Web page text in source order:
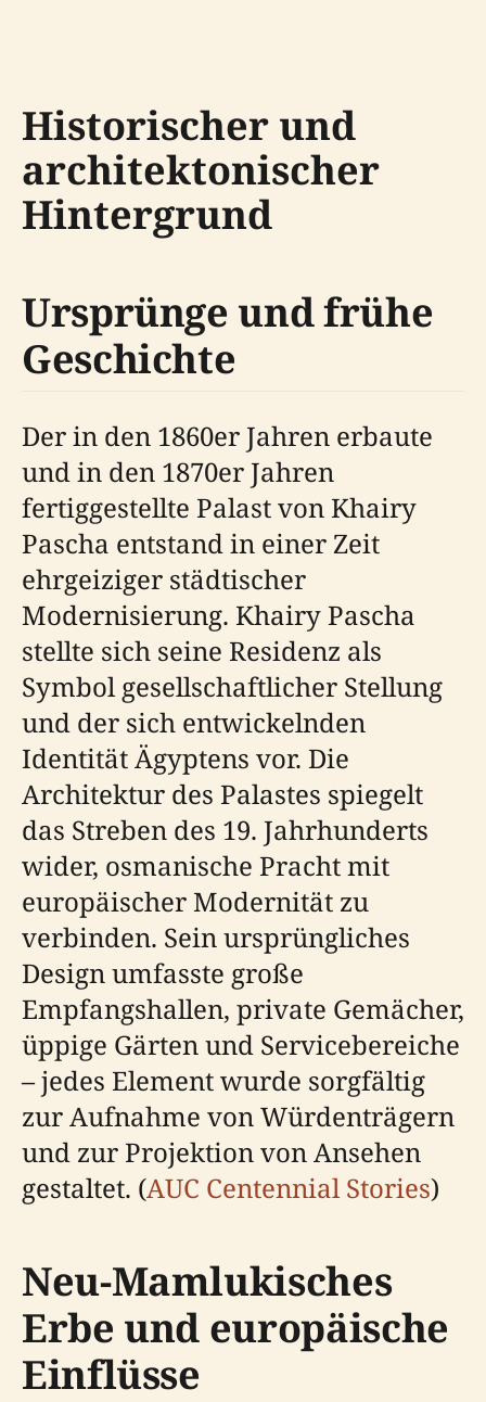
Historischer und
architektonischer
Hintergrund
Ursprünge und frühe
Geschichte
Der in den 1860er Jahren erbaute
und in den 1870er Jahren
fertiggestellte Palast von Khairy
Pascha entstand in einer Zeit
ehrgeiziger städtischer
Modernisierung. Khairy Pascha
stellte sich seine Residenz als
Symbol gesellschaftlicher Stellung
und der sich entwickelnden
Identität Ägyptens vor. Die
Architektur des Palastes spiegelt
das Streben des 19. Jahrhunderts
wider, osmanische Pracht mit
europäischer Modernität zu
verbinden. Sein ursprüngliches
Design umfasste große
Empfangshallen, private Gemächer,
üppige Gärten und Servicebereiche
– jedes Element wurde sorgfältig
zur Aufnahme von Würdenträgern
und zur Projektion von Ansehen
gestaltet. (AUC Centennial Stories)
Neu-Mamlukisches
Erbe und europäische
Einflüsse